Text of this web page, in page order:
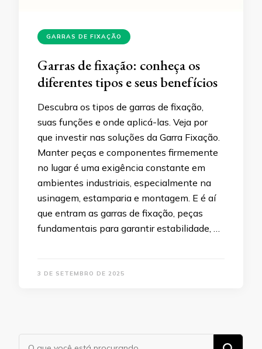
GARRAS DE FIXAÇÃO
Garras de fixação: conheça os
diferentes tipos e seus benefícios
Descubra os tipos de garras de fixação,
suas funções e onde aplicá-las. Veja por
que investir nas soluções da Garra Fixação.
Manter peças e componentes firmemente
no lugar é uma exigência constante em
ambientes industriais, especialmente na
usinagem, estamparia e montagem. E é aí
que entram as garras de fixação, peças
fundamentais para garantir estabilidade, …
3 DE SETEMBRO DE 2025
Procurando